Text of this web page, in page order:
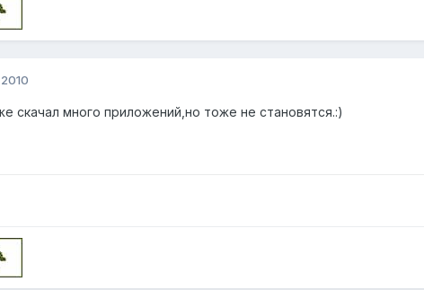
скачал много приложений,но тоже не становятся.:)